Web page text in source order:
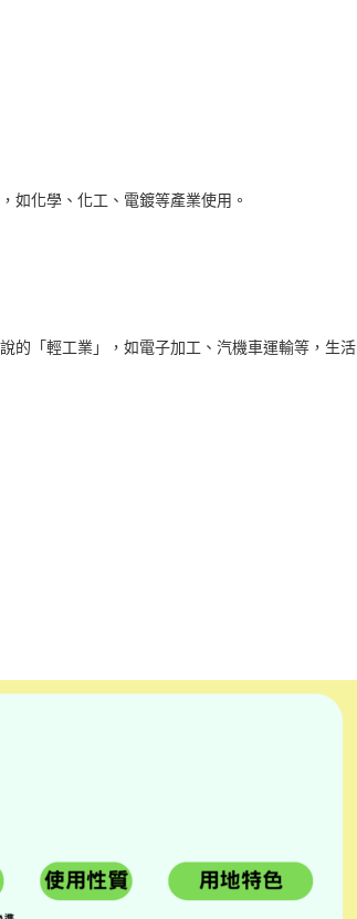
如化學、化工、電鍍等產業使用。
的「輕工業」，如電子加工、汽機車運輸等，生活